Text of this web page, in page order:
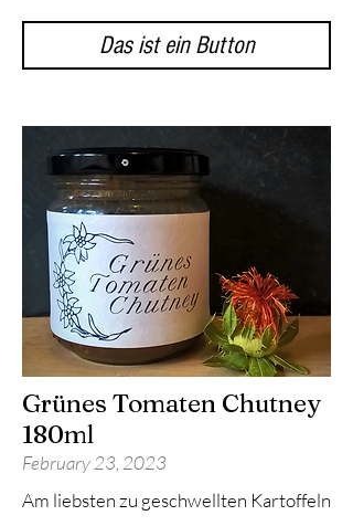
Das ist ein Button
Grünes Tomaten Chutney
180ml
February 23, 2023
Am liebsten zu geschwellten Kartoffeln